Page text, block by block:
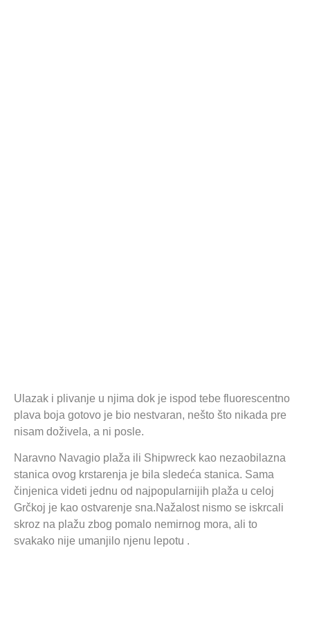
Ulazak i plivanje u njima dok je ispod tebe fluorescentno
plava boja gotovo je bio nestvaran, nešto što nikada pre
nisam doživela, a ni posle.
Naravno Navagio plaža ili Shipwreck kao nezaobilazna
stanica ovog krstarenja je bila sledeća stanica. Sama
činjenica videti jednu od najpopularnijih plaža u celoj
Grčkoj je kao ostvarenje sna.Nažalost nismo se iskrcali
skroz na plažu zbog pomalo nemirnog mora, ali to
svakako nije umanjilo njenu lepotu .